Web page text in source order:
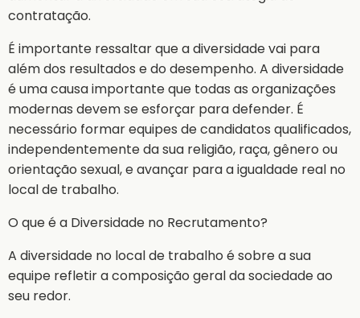
contratação.
É importante ressaltar que a diversidade vai para
além dos resultados e do desempenho. A diversidade
é uma causa importante que todas as organizações
modernas devem se esforçar para defender. É
necessário formar equipes de candidatos qualificados,
independentemente da sua religião, raça, gênero ou
orientação sexual, e avançar para a igualdade real no
local de trabalho.
O que é a Diversidade no Recrutamento?
A diversidade no local de trabalho é sobre a sua
equipe refletir a composição geral da sociedade ao
seu redor.